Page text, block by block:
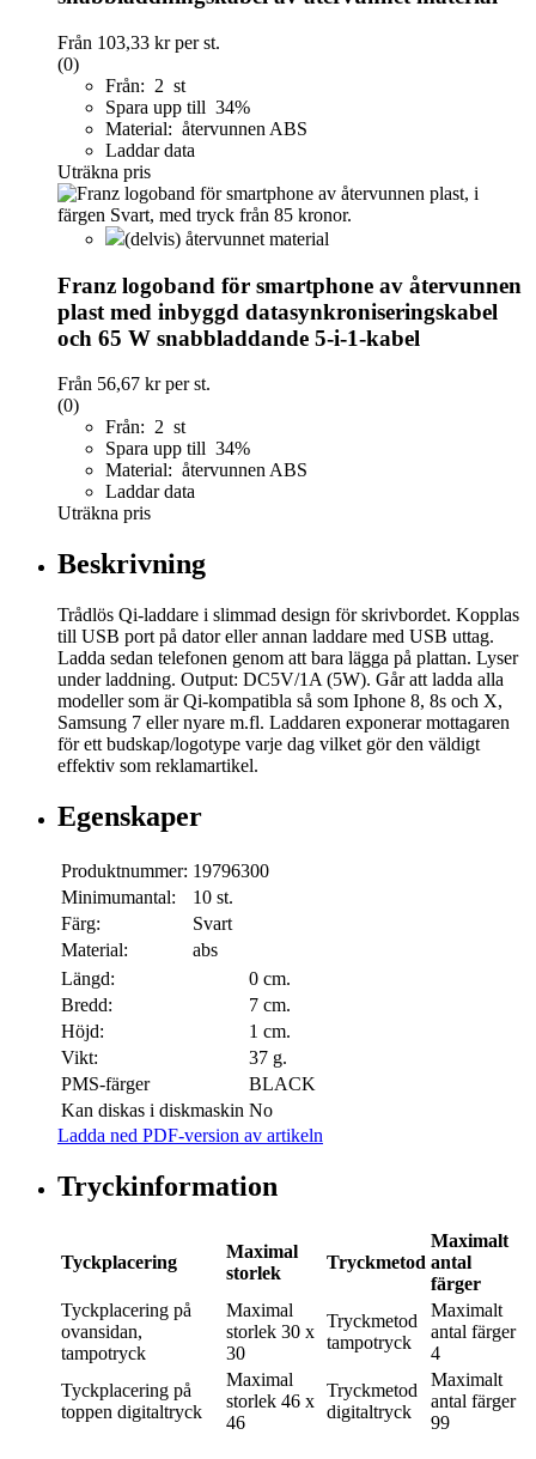
Från 103,33 krper st.
(0)
Från: 2 st
Spara upp till 34%
Material: återvunnen ABS
Laddar data
Uträkna pris
(delvis) återvunnet material
Franz logoband för smartphone av återvunnen
plast med inbyggd datasynkroniseringskabel
och 65 W snabbladdande 5-i-1-kabel
Från 56,67 krper st.
(0)
Från: 2 st
Spara upp till 34%
Material: återvunnen ABS
Laddar data
Uträkna pris
Beskrivning
Trådlös Qi-laddare i slimmad design för skrivbordet. Kopplas
till USB port på dator eller annan laddare med USB uttag.
Ladda sedan telefonen genom att bara lägga på plattan. Lyser
under laddning. Output: DC5V/1A (5W). Går att ladda alla
modeller som är Qi-kompatibla så som Iphone 8, 8s och X,
Samsung 7 eller nyare m.fl. Laddaren exponerar mottagaren
för ett budskap/logotype varje dag vilket gör den väldigt
effektiv som reklamartikel.
Egenskaper
Produktnummer: 19796300
Minimumantal:
10 st.
Färg:
Svart
Material:
abs
Längd:
0 cm.
Bredd:
7 cm.
Höjd:
1 cm.
Vikt:
37 g.
PMS-färger
BLACK
Kan diskas i diskmaskin No
Ladda ned PDF-version av artikeln
Tryckinformation
Tyckplacering
Maximal
storlek
Tryckmetod
Maximalt
antal
färger
Tyckplacering på
ovansidan,
tampotryck
Maximal
storlek 30 x
30
Tryckmetod
tampotryck
Maximalt
antal färger
4
Tyckplacering på
toppen digitaltryck
Maximal
storlek 46 x
46
Tryckmetod
digitaltryck
Maximalt
antal färger
99